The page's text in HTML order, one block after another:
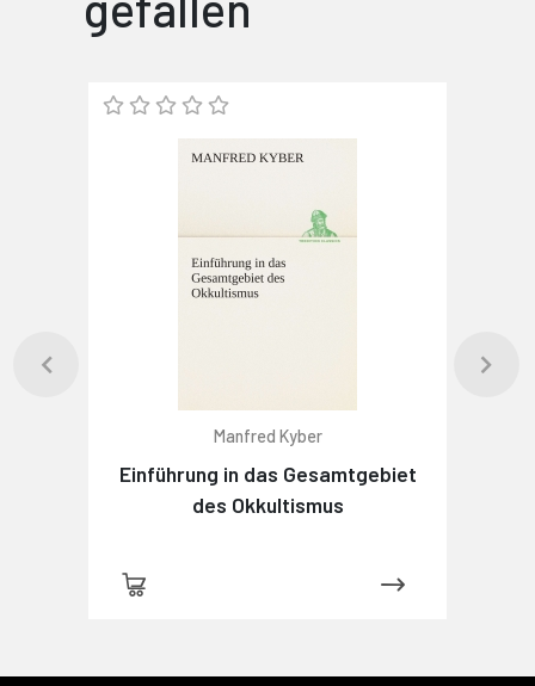
Manfred Kyber
Einführung in das Gesamtgebiet
des Okkultismus